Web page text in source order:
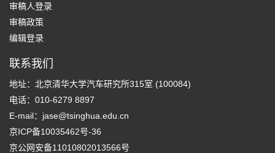
审稿人登录
审稿政策
编辑登录
联系我们
地址：北京清华大学汽车研究所315室 (100084)
电话：010-6279 8897
E-mail： jase@tsinghua.edu.cn
京ICP备10035462号-36
京公网安备11010802013566号